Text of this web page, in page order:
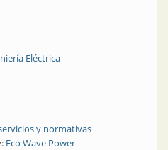
Eléctrica
y normativas
Eco Wave Power